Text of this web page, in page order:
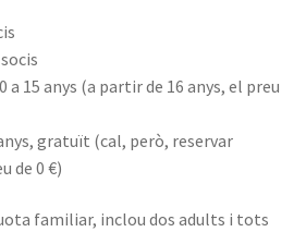
a 15 anys (a partir de 16 anys, el preu
gratuït (cal, però, reservar
de 0 €)
familiar, inclou dos adults i tots